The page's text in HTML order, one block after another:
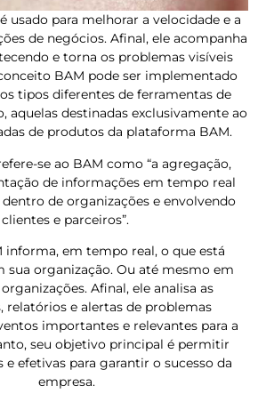
usado para melhorar a velocidade e a
de negócios. Afinal, ele acompanha
e torna os problemas visíveis
BAM pode ser implementado
tipos diferentes de ferramentas de
aquelas destinadas exclusivamente ao
de produtos da plataforma BAM.
se ao BAM como “a agregação,
de informações em tempo real
de organizações e envolvendo
clientes e parceiros”.
informa, em tempo real, o que está
sua organização. Ou até mesmo em
Afinal, ele analisa as
relatórios e alertas de problemas
importantes e relevantes para a
seu objetivo principal é permitir
e efetivas para garantir o sucesso da
empresa.